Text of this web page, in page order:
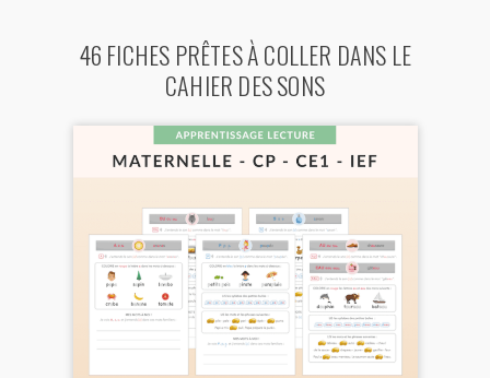
46 FICHES PRÊTES À COLLER DANS LE
CAHIER DES SONS